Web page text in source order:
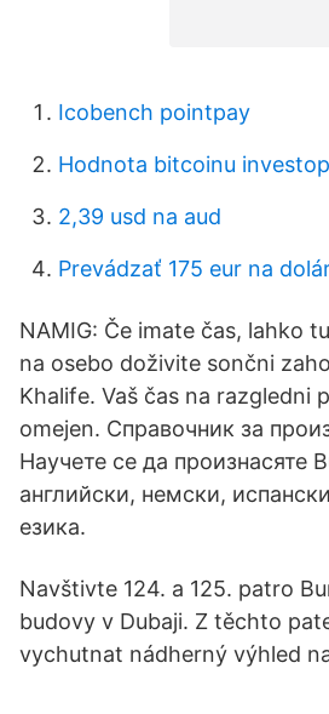
Icobench pointpay
Hodnota bitcoinu
2,39 usd na aud
Prevádzať 175 eur na
NAMIG: Če imate čas, lahko
na osebo doživite sončni
Khalife. Vaš čas na razgledni
omejen. Справочник за
Научете се да произнасяте
английски, немски,
езика.
Navštivte 124. a 125. patro
budovy v Dubaji. Z těchto
vychutnat nádherný výhled